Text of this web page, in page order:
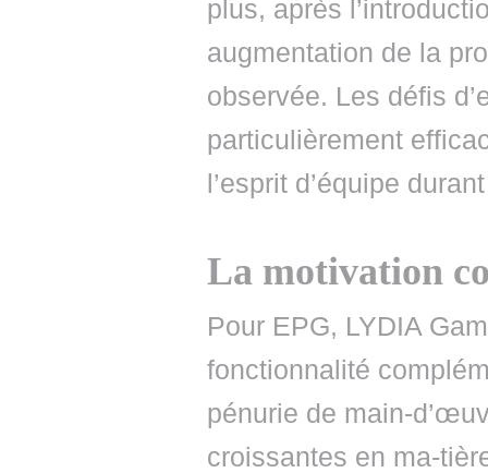
plus, après
augmentation de la
observée. Les défis
particulièrement
l’esprit d’équipe
La motivation
Pour EPG, LYDIA
fonctionnalité
pénurie de main-
croissantes en ma-